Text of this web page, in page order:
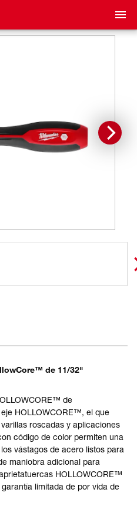
de 11/32"
de
HOLLOWCORE™, el que
roscadas y aplicaciones
código de color permiten una
vástagos de acero listos para
maniobra adicional para
HOLLOWCORE™
limitada de por vida de